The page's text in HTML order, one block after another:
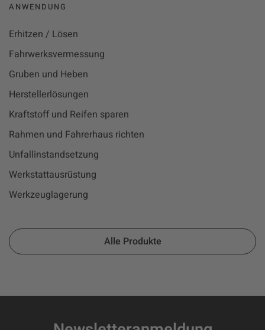
ANWENDUNG
Erhitzen / Lösen
Fahrwerksvermessung
Gruben und Heben
Herstellerlösungen
Kraftstoff und Reifen sparen
Rahmen und Fahrerhaus richten
Unfallinstandsetzung
Werkstattausrüstung
Werkzeuglagerung
Alle Produkte